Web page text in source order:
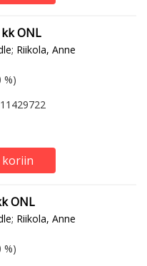
ONL
; Riikola, Anne
hinta
%)
koriin
ONL
; Riikola, Anne
hinta
%)